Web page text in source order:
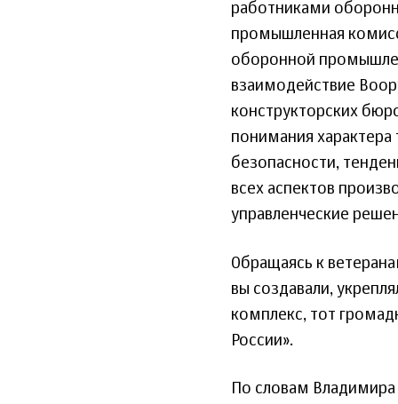
работниками
промышленная
оборонной
взаимодействие
конструкторских
понимания
безопасности,
всех аспектов
управленческие
Обращаясь к
вы создавали,
комплекс, тот
России».
По словам